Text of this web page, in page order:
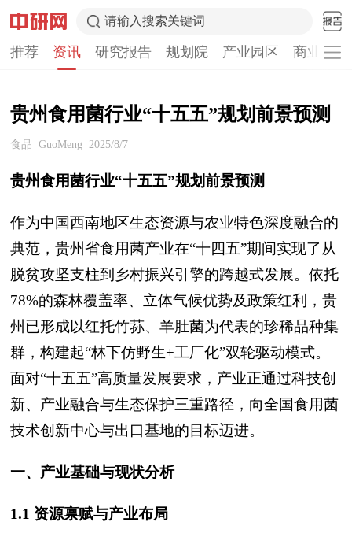
请输入搜索关键词
推荐 资讯 研究报告 规划院 产业园区 商业计
贵州食用菌行业“十五五”规划前景预测
食品 GuoMeng 2025/8/7
贵州食用菌行业“十五五”规划前景预测
作为中国西南地区生态资源与农业特色深度融合的
典范，贵州省食用菌产业在“十四五”期间实现了从
脱贫攻坚支柱到乡村振兴引擎的跨越式发展。依托
78%的森林覆盖率、立体气候优势及政策红利，贵
州已形成以红托竹荪、羊肚菌为代表的珍稀品种集
群，构建起“林下仿野生+工厂化”双轮驱动模式。
面对“十五五”高质量发展要求，产业正通过科技创
新、产业融合与生态保护三重路径，向全国食用菌
技术创新中心与出口基地的目标迈进。
一、产业基础与现状分析
1.1 资源禀赋与产业布局